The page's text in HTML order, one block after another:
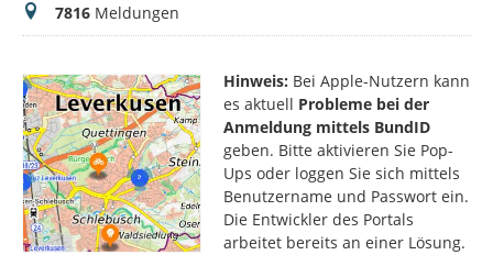
Meldungen
7816 Meldungen
Hinweis: Bei Apple-Nutzern kann
es aktuell Probleme bei der
Anmeldung mittels BundID
geben. Bitte aktivieren Sie Pop-
Ups oder loggen Sie sich mittels
Benutzername und Passwort ein.
Die Entwickler des Portals
arbeitet bereits an einer Lösung.